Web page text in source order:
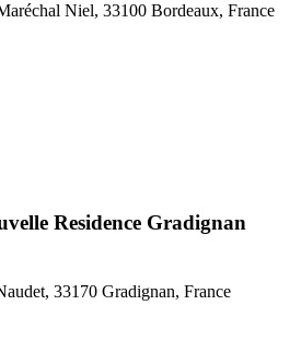
Niel, 33100 Bordeaux, France
Residence Gradignan
33170 Gradignan, France